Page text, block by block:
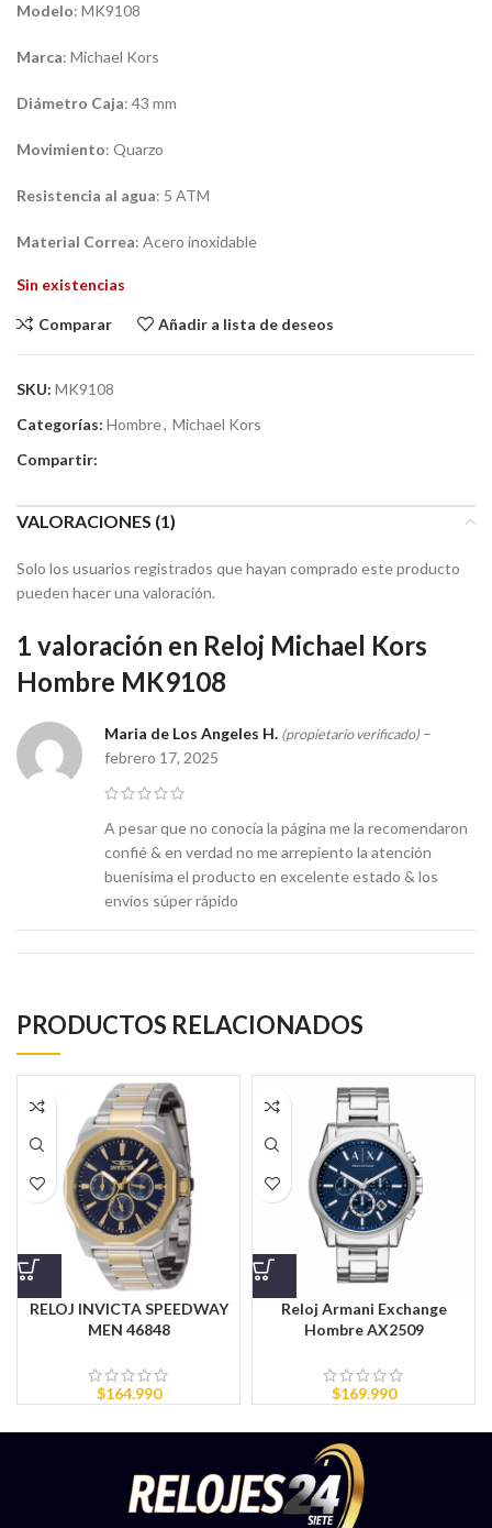
Modelo: MK9108
Marca: Michael Kors
Diámetro Caja: 43 mm
Movimiento: Quarzo
Resistencia al agua: 5 ATM
Material Correa: Acero inoxidable
Sin existencias
Comparar Añadir a lista de deseos
SKU: MK9108
Categorías: Hombre, Michael Kors
Compartir:
VALORACIONES (1)
1 valoración en Reloj Michael Kors
Hombre MK9108
Maria de Los Angeles H. (propietario verificado) –
febrero 17, 2025
A pesar que no conocía la página me la recomendaron
confié & en verdad no me arrepiento la atención
buenísima el producto en excelente estado & los
envíos súper rápido
Solo los usuarios registrados que hayan comprado este producto
pueden hacer una valoración.
PRODUCTOS RELACIONADOS
RELOJ INVICTA SPEEDWAY
MEN 46848
$164.990
Reloj Armani Exchange
Hombre AX2509
$169.990